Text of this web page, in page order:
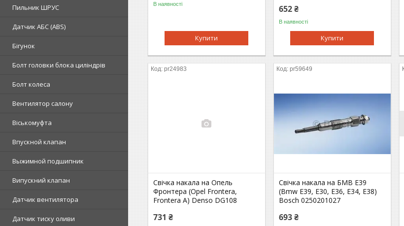
Пильник ШРУС
Датчик АБС (ABS)
Бігунок
Болт головки блока циліндрів
Болт колеса
Вентилятор салону
Віськомуфта
Впускной клапан
Выжимной подшипник
Випускний клапан
Датчик вентилятора
Датчик тиску оливи
В наявності
Купити
652 ₴
В наявності
Купити
pr24983
Свічка накала на Опель
Фронтера (Opel Frontera,
Frontera A) Denso DG108
731 ₴
pr59649
Свічка накала на БМВ Е39
(Bmw E39, E30, E36, E34, E38)
Bosch 0250201027
693 ₴